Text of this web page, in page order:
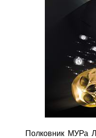
Полковник МУРа